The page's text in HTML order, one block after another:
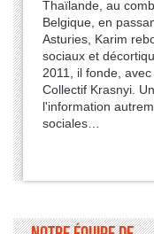
Thaïlande, au
Belgique, en
Asturies, Karim
sociaux et
2011, il fonde,
Collectif Krasnyi.
l'information
sociales…